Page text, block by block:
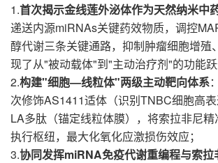
1.首次揭示金线莲外泌体作为天然纳米中
递送内源miRNAs关键药效物质，调控
醇代谢三条关键通路，抑制肿瘤细胞增殖
现了从"被动载体"到"主动治疗剂"的功能跃
2.构建"细胞—线粒体"两级主动靶向体系
次修饰AS1411适体（识别TNBC细胞高
LA多肽（锚定线粒体膜），将索拉非尼
执行枢纽，最大化氧化应激损伤效应；
3.协同发挥miRNA免疫代谢重编程与索拉